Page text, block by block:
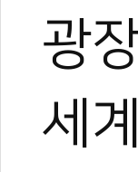
광
세